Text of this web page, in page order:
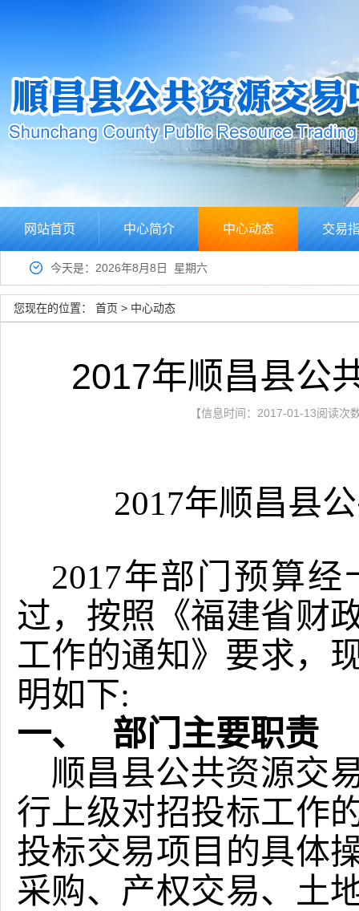
网站首页 中心简介 中心动态 交易
今天是：2026年8月8日 星期六
您现在的位置： 首页 > 中心动态
2017年顺昌县公
【信息时间：2017-01-13阅读次
2017年顺昌县
2017年部门预算
过，按照《福建省财
工作的通知》要求，
明如下:
一、
部门主要职责
顺昌县公共资源交
行上级对招投标工作
投标交易项目的具体
采购、产权交易、土